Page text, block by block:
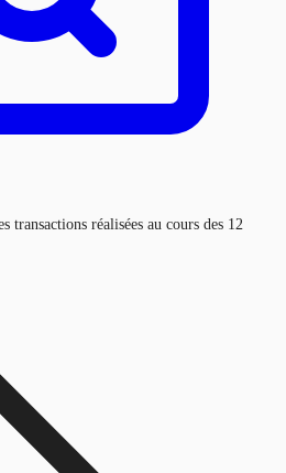
transactions réalisées au cours des 12